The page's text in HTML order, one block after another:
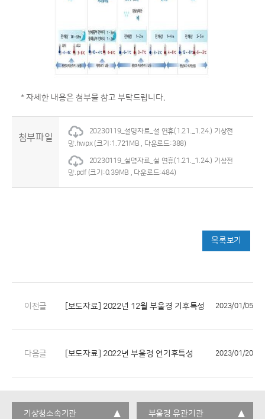
* 자세한 내용은 첨부물 참고 부탁드립니다.
첨부파일
20230119_설명자료_설 연휴(1.21._1.24.) 기상전
망.hwpx (크기:1.721MB , 다운로드:388)
20230119_설명자료_설 연휴(1.21._1.24.) 기상전
망.pdf (크기:0.39MB , 다운로드:484)
목록보기
이전글 [보도자료] 2022년 12월 부울경 기후특성 2023/01/05
다음글 [보도자료] 2022년 부울경 연기후특성 2023/01/20
기상청소속기관 부울경 유관기관